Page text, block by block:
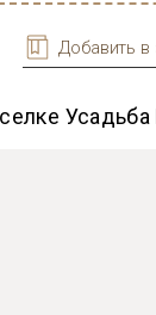
Добавить в